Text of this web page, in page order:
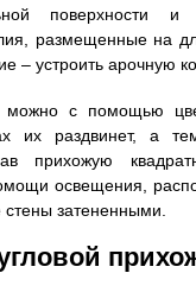
поверхности и
размещенные на
– устроить арочную
можно с помощью
их раздвинет, а
прихожую
освещения,
стены затененными.